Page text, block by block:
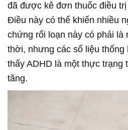
đã được kê đơn thuốc điều
Điều này có thể khiến nhiều
chứng rối loạn này có phải là
thời, nhưng các số liệu thống
thấy ADHD là một thực trạng
tăng.